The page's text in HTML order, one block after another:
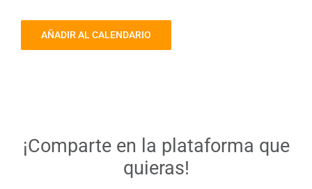
AÑADIR AL CALENDARIO
¡Comparte en la plataforma que
quieras!